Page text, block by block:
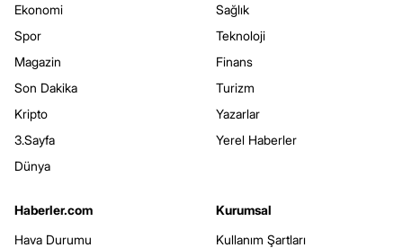
Ekonomi
Spor
Magazin
Son Dakika
Kripto
3.Sayfa
Dünya
Sağlık
Teknoloji
Finans
Turizm
Yazarlar
Yerel Haberler
Haberler.com
Hava Durumu
Kurumsal
Kullanım Şartları